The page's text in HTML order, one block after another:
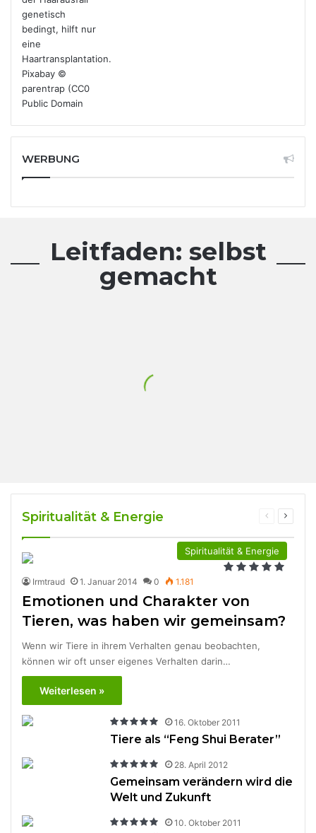
WERBUNG
Leitfaden: selbst
gemacht
Spiritualität & Energie
Previous
Spiritualität & Energie
Irmtraud 1. Januar 2014 0 1.181
Emotionen und Charakter von
Tieren, was haben wir gemeinsam?
Wenn wir Tiere in ihrem Verhalten genau beobachten,
können wir oft unser eigenes Verhalten darin…
Weiterlesen »
16. Oktober 2011
Tiere als “Feng Shui Berater”
28. April 2012
Gemeinsam verändern wird die
Welt und Zukunft
10. Oktober 2011